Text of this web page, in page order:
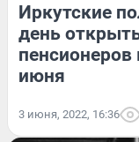
Иркутские
день
пенсионеров
июня
3 июня, 2022, 16:36